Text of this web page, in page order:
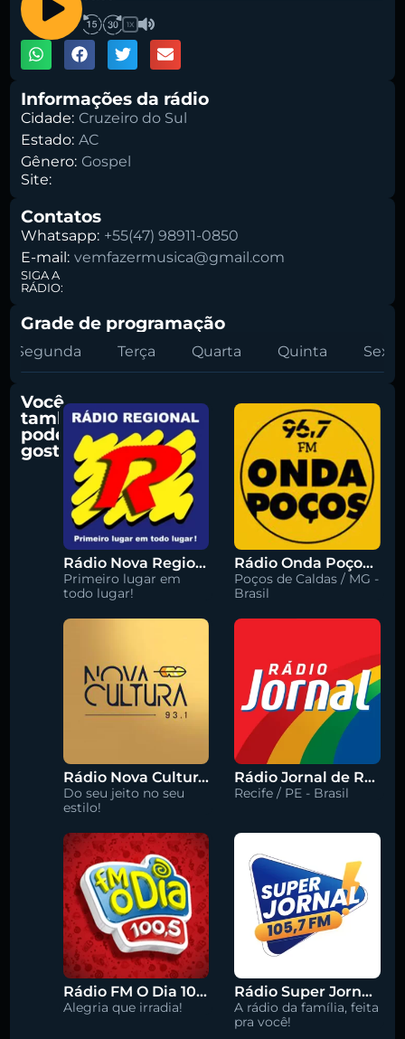
Buscar rádio
1X
Informações da rádio
Cidade: Cruzeiro do Sul
Estado: AC
Gênero: Gospel
Site:
Contatos
Whatsapp: +55(47) 98911-0850
E-mail: vemfazermusica@gmail.com
SIGA A
RÁDIO:
Grade de programação
Segunda Terça Quarta Quinta Sexta
Você
também
pode
gostar
Rádio Nova Regional 91.5 FM
Primeiro lugar em
todo lugar!
Rádio Onda Poços 96.7 FM
Poços de Caldas / MG -
Brasil
Rádio Nova Cultura 93.1 FM
Do seu jeito no seu
estilo!
Rádio Jornal de Recife 90.3 FM
Recife / PE - Brasil
Rádio FM O Dia 100.5
Alegria que irradia!
Rádio Super Jornal 105.7 FM
A rádio da família, feita
pra você!